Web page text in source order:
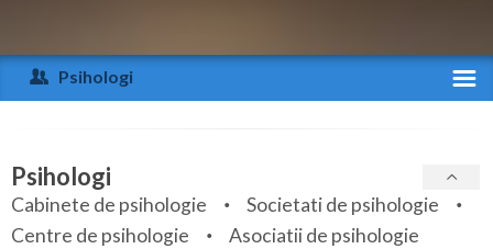
Arad
Arges
Bihor
Bistrita-Nasaud
Psihologi
Specialitati
Servicii
Psihologi
Cabinete de psihologie
Societati de psihologie
Centre de psihologie
Asociatii de psihologie